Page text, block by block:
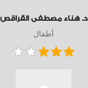
د. هناء مصطفى القراقص
أطفال